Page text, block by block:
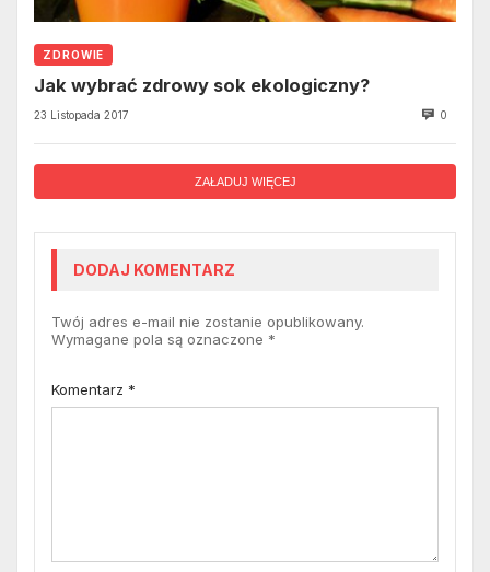
ZDROWIE
Jak wybrać zdrowy sok ekologiczny?
23 Listopada 2017 0
ZAŁADUJ WIĘCEJ
DODAJ KOMENTARZ
Twój adres e-mail nie zostanie opublikowany.
Wymagane pola są oznaczone *
Komentarz *